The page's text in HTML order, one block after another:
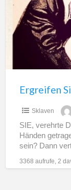
Schlüssel
Ihrem
Sklaven
SIE, verehrte
Händen
sein? Dann
3368 aufrufe, 2